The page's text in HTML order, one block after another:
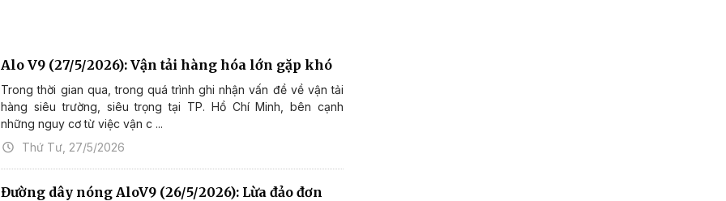
Alo V9 (27/5/2026): Vận tải hàng hóa lớn gặp khó
Trong thời gian qua, trong quá trình ghi nhận vấn đề về vận tải
hàng siêu trường, siêu trọng tại TP. Hồ Chí Minh, bên cạnh
những nguy cơ từ việc vận c ...
Thứ Tư, 27/5/2026
Đường dây nóng AloV9 (26/5/2026): Lừa đảo đơn